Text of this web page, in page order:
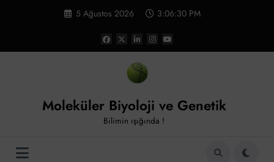
5 Ağustos 2026 3:06:31 PM
Moleküler Biyoloji ve Genetik
Bilimin ışığında !